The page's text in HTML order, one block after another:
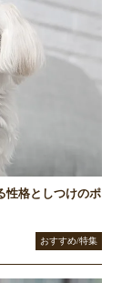
性格としつけのポ
おすすめ/特集